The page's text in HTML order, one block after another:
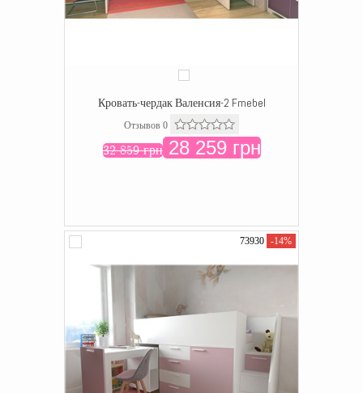
Кровать-чердак Валенсия-2 Fmebel
Отзывов 0
32 859 грн28 259 грн
73930 -14%